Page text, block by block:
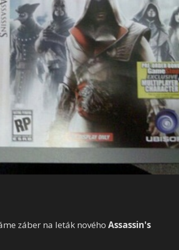
záber na leták nového Assassin's